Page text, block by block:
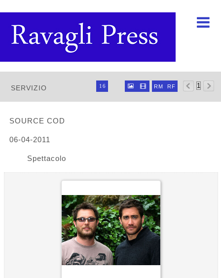
Ravagli foto rava

SERVIZIO 16   RM RF
SOURCE COD
06-04-2011
Spettacolo